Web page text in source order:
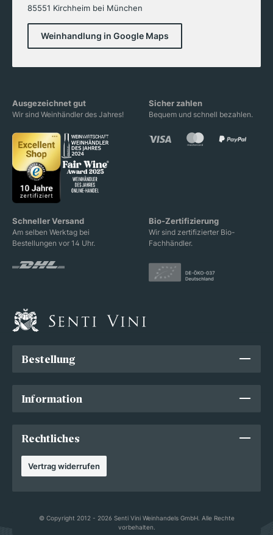
85551 Kirchheim bei München
Weinhandlung in Google Maps
Ausgezeichnet gut
Wir sind Weinhändler des Jahres!
Sicher zahlen
Bequem und schnell bezahlen.
Schneller Versand
Am selben Werktag bei
Bestellungen vor 14 Uhr.
Bio-Zertifizierung
Wir sind zertifizierter Bio-
Fachhändler.
Bestellung
Information
Rechtliches
Vertrag widerrufen
© Copyright 2012 - 2026 Senti Vini Weinhandels GmbH. Alle Rechte
vorbehalten.